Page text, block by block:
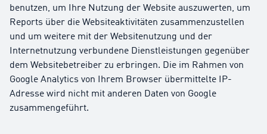
benutzen, um Ihre Nutzung der Website auszuwerten, um
Reports über die Websiteaktivitäten zusammenzustellen
und um weitere mit der Websitenutzung und der
Internetnutzung verbundene Dienstleistungen gegenüber
dem Websitebetreiber zu erbringen. Die im Rahmen von
Google Analytics von Ihrem Browser übermittelte IP-
Adresse wird nicht mit anderen Daten von Google
zusammengeführt.